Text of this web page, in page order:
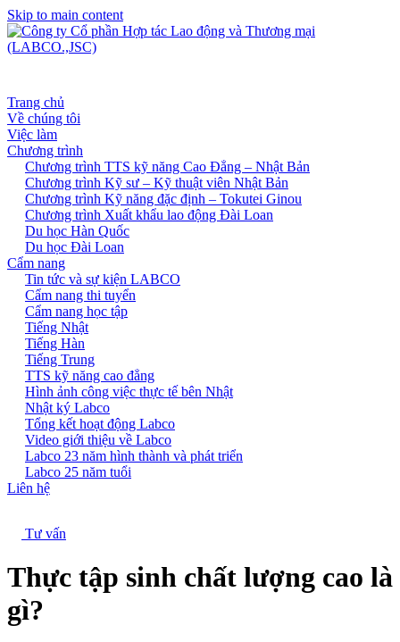
Skip to main content
Trang chủ
Về chúng tôi
Việc làm
Chương trình
Chương trình TTS kỹ năng Cao Đẳng – Nhật Bản
Chương trình Kỹ sư – Kỹ thuật viên Nhật Bản
Chương trình Kỹ năng đặc định – Tokutei Ginou
Chương trình Xuất khẩu lao động Đài Loan
Du học Hàn Quốc
Du học Đài Loan
Cẩm nang
Tin tức và sự kiện LABCO
Cẩm nang thi tuyển
Cẩm nang học tập
Tiếng Nhật
Tiếng Hàn
Tiếng Trung
TTS kỹ năng cao đẳng
Hình ảnh công việc thực tế bên Nhật
Nhật ký Labco
Tổng kết hoạt động Labco
Video giới thiệu về Labco
Labco 23 năm hình thành và phát triển
Labco 25 năm tuổi
Liên hệ
Tư vấn
Thực tập sinh chất lượng cao là
gì?